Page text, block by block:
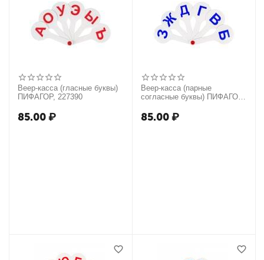
Веер-касса (гласные буквы)
ПИФАГОР, 227390
85.00₽
Веер-касса (парные
согласные буквы) ПИФАГОР,
85.00₽